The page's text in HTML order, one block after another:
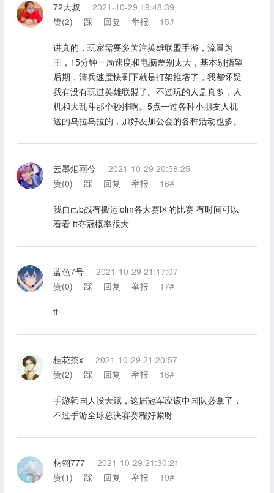
72大叔
2021-10-29 19:48:39
赞(2) 踩 回复 举报 15#
讲真的，玩家需要多关注英雄联盟手游，流量为
王，15分钟一局速度和电脑差别太大，基本别指望
后期，清兵速度快剩下就是打架推塔了，我都怀疑
我有没有玩过英雄联盟了。不过玩的人是真多，人
机和大乱斗那个秒排啊。5点一过各种小朋友人机
送的乌拉乌拉的，加好友加公会的各种活动也多。
云墨烟雨兮
2021-10-29 20:58:25
赞(0) 踩 回复 举报 16#
我自己b战有搬运lolm各大赛区的比赛 有时间可以
看看 tt夺冠概率很大
蓝色7号
2021-10-29 21:17:07
赞(0) 踩 回复 举报 17#
tt
桂花茶x
2021-10-29 21:20:57
赞(2) 踩 回复 举报 18#
手游韩国人没天赋，这届冠军应该中国队必拿了，
不过手游全球总决赛赛程好紧呀
枘翎777
2021-10-29 21:30:21
赞(1) 踩 回复 举报 19#